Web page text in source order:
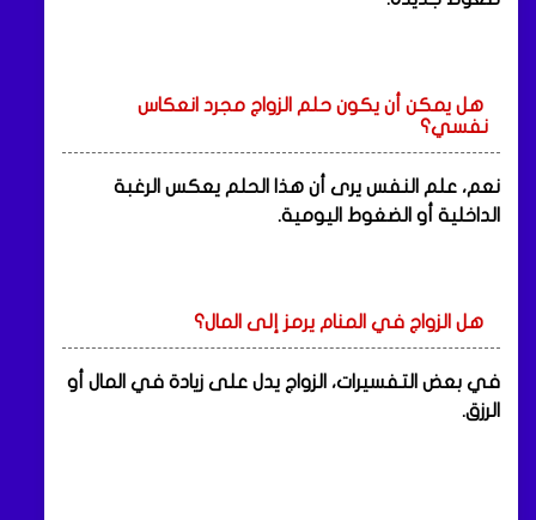
هل يمكن أن يكون حلم الزواج مجرد انعكاس
نفسي؟
نعم، علم النفس يرى أن هذا الحلم يعكس الرغبة
الداخلية أو الضغوط اليومية.
هل الزواج في المنام يرمز إلى المال؟
في بعض التفسيرات، الزواج يدل على زيادة في المال أو
الرزق.